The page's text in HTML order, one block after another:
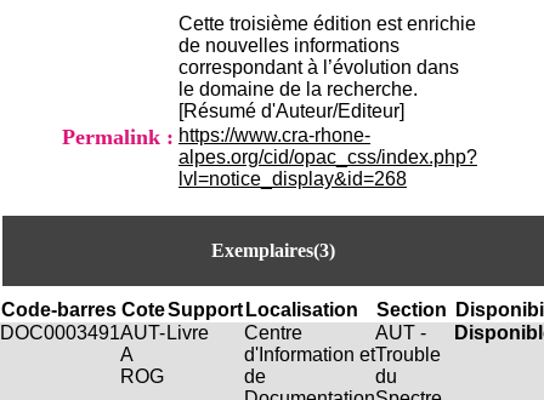
Cette troisième édition est enrichie
de nouvelles informations
correspondant à l’évolution dans
le domaine de la recherche.
[Résumé d'Auteur/Editeur]
Permalink : https://www.cra-rhone-
alpes.org/cid/opac_css/index.php?
lvl=notice_display&id=268
Exemplaires(3)
Code-barres CoteSupport Localisation Section
DOC0003491AUT-
A
ROG
Livre
Centre
d'Information et
de
AUT -
Trouble
du
l
e
V
i
n
a
t
i
t
.